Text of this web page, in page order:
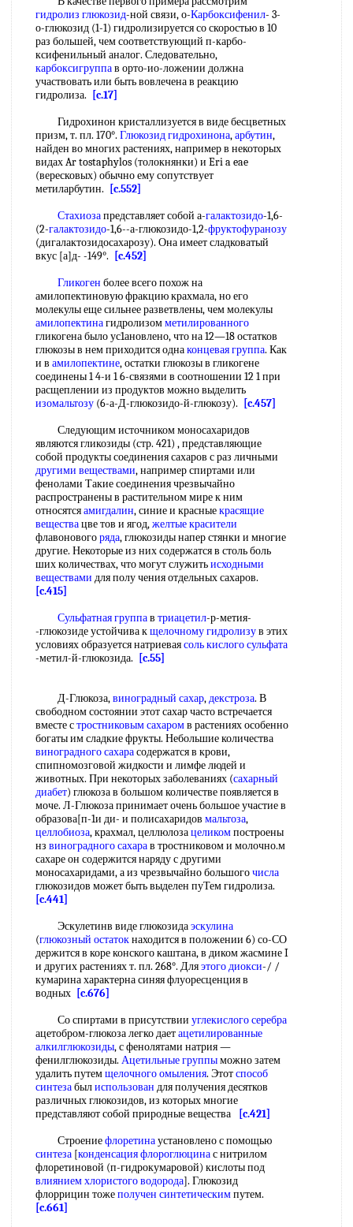
гидролиз глюкозид-ной связи, о-Карбоксифенил- 3-
о-глюкозид (1-1) гидролизируется со скоростью в 10
раз большей, чем соответствующий п-карбо-
ксифенильный аналог. Следовательно,
карбоксигруппав орто-ио-ложении должна
участвовать или быть вовлечена в реакцию
гидролиза.
[c.17]
Гидрохинон кристаллизуется в виде бесцветных
призм, т. пл. 170°. Глюкозид гидрохинона,арбутин,
найден во многих растениях, например в некоторых
видах Ar tostaphylos (толокнянки) и Eri a eae
(вересковых) обычно ему сопутствует
метиларбутин.
[c.552]
Стахиозапредставляет собой а-галактозидо-1,6-
(2-галактозидо-1,6--а-глюкозидо-1,2-фруктофуранозу
(дигалактозидосахарозу). Она имеет сладковатый
вкус [а]д- -149°.
[c.452]
Гликоген более всего похож на
амилопектиновую фракцию крахмала, но его
молекулы еще сильнее разветвлены, чем молекулы
амилопектинагидролизомметилированного
гликогена было ус1ановлено, что на 12—18 остатков
глюкозы в нем приходится однаконцевая группа. Как
и в амилопектине, остатки глюкозы в гликогене
соединены 1 4-и 1 6-связями в соотношении 12 1 при
расщеплении из продуктов можно выделить
изомальтозу (6-а-Д-глюкозидо-й-глюкозу).
[c.457]
Следующим источником моносахаридов
являются гликозиды (стр. 421) , представляющие
собой продукты соединения сахаров с раз личными
другими веществами, например спиртами или
фенолами Такие соединения чрезвычайно
распространены в растительном мире к ним
относятсяамигдалин, синие и красныекрасящие
веществацве тов и ягод,желтые красители
флавоновогоряда, глюкозиды напер стянки и многие
другие. Некоторые из них содержатся в столь боль
ших количествах, что могут служитьисходными
веществами для полу чения отдельных сахаров.
[c.415]
Сульфатная группав триацетил-р-метия-
-глюкозиде устойчива кщелочному гидролизув этих
условиях образуется натриеваясоль кислого сульфата
-метил-й-глюкозида.
[c.55]
Д-Глюкоза,виноградный сахар,декстроза. В
свободном состоянии этот сахар часто встречается
вместе стростниковым сахаромв растениях особенно
богаты им сладкие фрукты. Небольшие количества
виноградного сахарасодержатся в крови,
спипномозговой жидкости и лимфе людей и
животных. При некоторых заболеваниях (сахарный
диабет) глюкоза в большом количестве появляется в
моче. Л-Глюкоза принимает очень большое участие в
образова[п-1и ди- и полисахаридов мальтоза,
целлобиоза, крахмал, целлюлозацеликомпостроены
нз виноградного сахарав тростниковом и молочно.м
сахаре он содержится наряду с другими
моносахаридами, а из чрезвычайно большогочисла
глюкозидов может быть выделен пуТем гидролиза.
[c.441]
Эскулетинв виде глюкозидаэскулина
(глюкозный остатокнаходится в положении 6) со-СО
держится в коре конского каштана, в диком жасмине I
и других растениях т. пл. 268°. Дляэтого диокси-/ /
кумарина характерна синяя флуоресценция в
водных [c.676]
Со спиртами в присутствии углекислого серебра
ацетобром-глюкоза легко даетацетилированные
алкилглюкозиды, с фенолятами натрия —
фенилглюкозиды. Ацетильные группыможно затем
удалить путемщелочного омыления. Этотспособ
синтезабылиспользован для получения десятков
различных глюкозидов, из которых многие
представляют собой природные вещества
[c.421]
Строениефлоретинаустановлено с помощью
синтеза [конденсация флороглюцинас нитрилом
флоретиновой (п-гидрокумаровой) кислоты под
влиянием хлористого водорода]. Глюкозид
флоррицин тожеполучен синтетическимпутем.
[c.661]